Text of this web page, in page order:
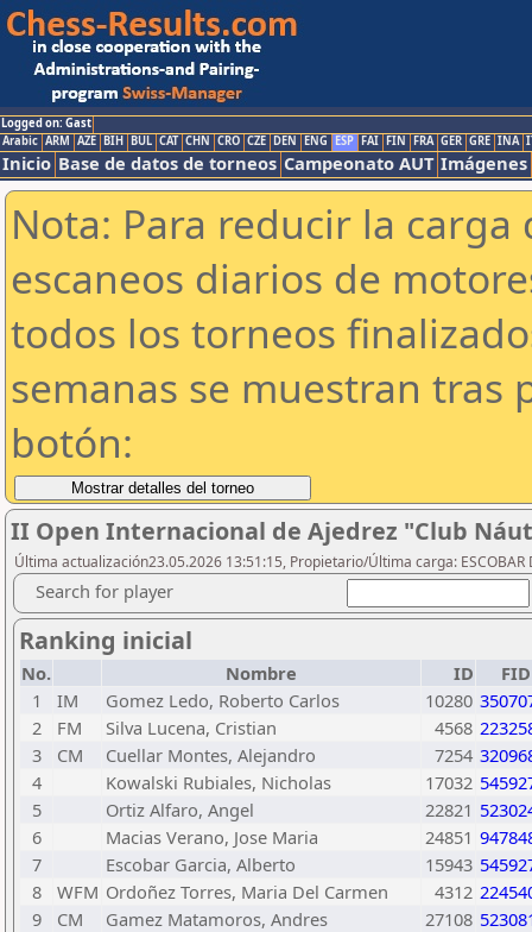
Logged on: Gast
Arabic ARM AZE BIH BUL CAT CHN CRO CZE DEN ENG ESP FAI FIN FRA GER GRE INA
Inicio Base de datos de torneos Campeonato AUT Imágenes
Nota: Para reducir la
escaneos diarios de
todos los torneos
semanas se muestran tras
botón:
II Open Internacional de Ajedrez "Club
Última actualización23.05.2026 13:51:15, Propietario/Última carga: ESCOBAR
Search for player
Ranking inicial
No. Nombre ID
1
IM Gomez Ledo, Roberto Carlos 10280
2
FM Silva Lucena, Cristian 4568
3
CM Cuellar Montes, Alejandro 7254
4
Kowalski Rubiales, Nicholas 17032
5
Ortiz Alfaro, Angel 22821
6
Macias Verano, Jose Maria 24851
7
Escobar Garcia, Alberto 15943
8
WFM Ordoñez Torres, Maria Del Carmen 4312
9
CM Gamez Matamoros, Andres 27108